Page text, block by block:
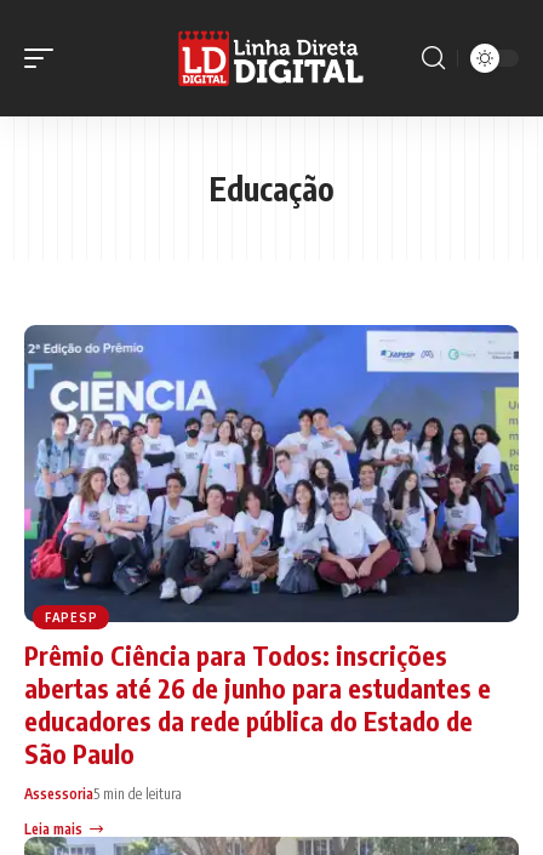
Educação
FAPESP
Prêmio Ciência para Todos: inscrições
abertas até 26 de junho para estudantes e
educadores da rede pública do Estado de
São Paulo
Assessoria5 min de leitura
Leia mais